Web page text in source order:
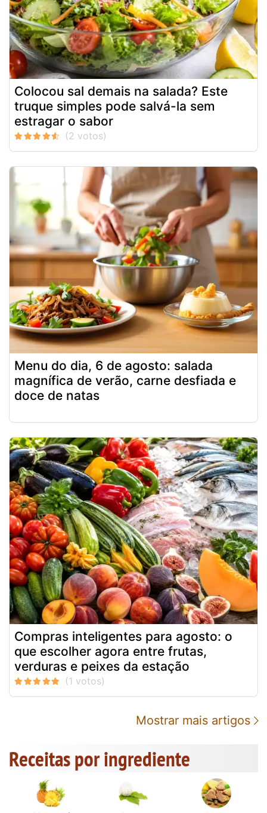
Colocou sal demais na salada? Este
truque simples pode salvá-la sem
estragar o sabor
Menu do dia, 6 de agosto: salada
magnífica de verão, carne desfiada e
doce de natas
Compras inteligentes para agosto: o
que escolher agora entre frutas,
verduras e peixes da estação
Mostrar mais artigos
Receitas por ingrediente